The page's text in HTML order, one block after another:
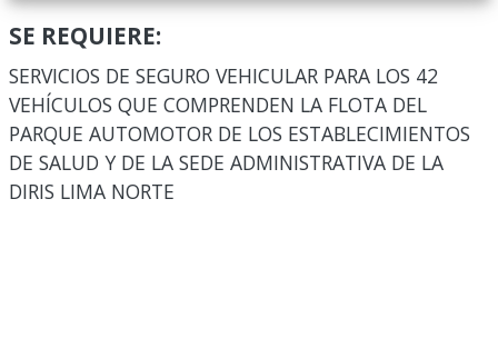
SE REQUIERE:
SERVICIOS DE SEGURO VEHICULAR PARA LOS 42
VEHÍCULOS QUE COMPRENDEN LA FLOTA DEL
PARQUE AUTOMOTOR DE LOS ESTABLECIMIENTOS
DE SALUD Y DE LA SEDE ADMINISTRATIVA DE LA
DIRIS LIMA NORTE